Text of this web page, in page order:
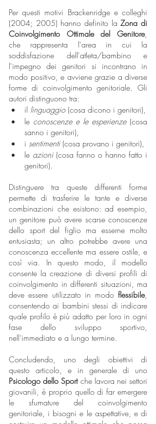
Per questi motivi Brackenridge e colleghi
(2004; 2005) hanno definito la Zona di
Coinvolgimento Ottimale del Genitore,
che rappresenta l'area in cui la
soddisfazione dell'atleta/bambino e
l'impegno dei genitori si incontrano in
modo positivo, e avviene grazie a diverse
forme di coinvolgimento genitoriale. Gli
autori distinguono tra:
il linguaggio (cosa dicono i genitori),
le conoscenze e le esperienze (cosa
sanno i genitori),
i sentimenti (cosa provano i genitori),
le azioni (cosa fanno o hanno fatto i
genitori).
Distinguere tra queste differenti forme
permette di trasferire le tante e diverse
combinazioni che esistono: ad esempio,
un genitore può avere scarse conoscenze
dello sport del figlio ma esserne molto
entusiasta; un altro potrebbe avere una
conoscenza eccellente ma essere ostile, e
così via. In questo modo, il modello
consente la creazione di diversi profili di
coinvolgimento in differenti situazioni, ma
deve essere utilizzato in modo flessibile,
consentendo ai bambini stessi di indicare
quale profilo è più adatto per loro in ogni
fase dello sviluppo sportivo,
nell’immediato e a lungo termine.
Concludendo, uno degli obiettivi di
questo articolo, e in generale di uno
Psicologo dello Sport che lavora nei settori
giovanili, è proprio quello di far emergere
le sfumature del coinvolgimento
genitoriale, i bisogni e le aspettative, e di